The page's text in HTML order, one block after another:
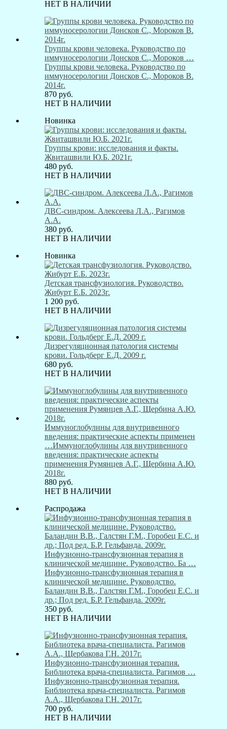
НЕТ В НАЛИЧИИ
Группы крови человека. Руководство по
иммуносерологии Донсков С., Мороков …
Группы крови человека. Руководство по
иммуносерологии Донсков С., Мороков В.
2014г.
870 руб.
НЕТ В НАЛИЧИИ
Новинка
Группы крови: исследования и факты.
Жвиташвили Ю.Б. 2021г.
480 руб.
НЕТ В НАЛИЧИИ
ДВС-синдром. Алексеева Л.А., Рагимов
А.А.
380 руб.
НЕТ В НАЛИЧИИ
Новинка
Детская трансфузиология. Руководство.
Жибурт Е.Б. 2023г.
1 200 руб.
НЕТ В НАЛИЧИИ
Дизрегуляционная патология системы
крови. Гольдберг Е.Д. 2009 г.
680 руб.
НЕТ В НАЛИЧИИ
Иммуноглобулины для внутривенного
введения: практические аспекты применен
…Иммуноглобулины для внутривенного
введения: практические аспекты
применения Румянцев А.Г., Щербина А.Ю.
2018г.
880 руб.
НЕТ В НАЛИЧИИ
Распродажа
Инфузионно-трансфузионная терапия в
клинической медицине. Руководство. Ба …
Инфузионно-трансфузионная терапия в
клинической медицине. Руководство.
Баландин В.В., Галстян Г.М., Горобец Е.С. и
др.; Под ред. Б.Р. Гельфанда. 2009г.
350 руб.
НЕТ В НАЛИЧИИ
Инфузионно-трансфузионная терапия.
Библиотека врача-специалиста. Рагимов …
Инфузионно-трансфузионная терапия.
Библиотека врача-специалиста. Рагимов
А.А., Щербакова Г.Н. 2017г.
700 руб.
НЕТ В НАЛИЧИИ